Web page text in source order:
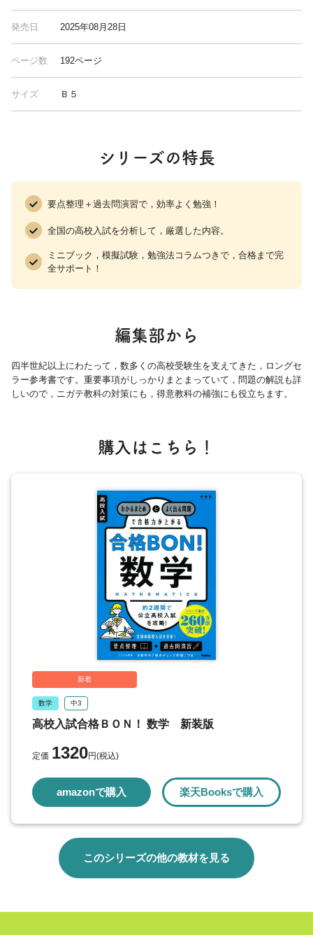
発売日 2025年08月28日
ページ数 192ページ
サイズ Ｂ５
シリーズの特長
要点整理＋過去問演習で，効率よく勉強！
全国の高校入試を分析して，厳選した内容。
ミニブック，模擬試験，勉強法コラムつきで，合格まで完
全サポート！
編集部から
四半世紀以上にわたって，数多くの高校受験生を支えてきた，ロングセ
ラー参考書です。重要事項がしっかりまとまっていて，問題の解説も詳
しいので，ニガテ教科の対策にも，得意教科の補強にも役立ちます。
購入はこちら！
新着
数学 中3
高校入試合格ＢＯＮ！ 数学 新装版
定価 1320円(税込)
amazonで購入 楽天Booksで購入
このシリーズの他の教材を見る